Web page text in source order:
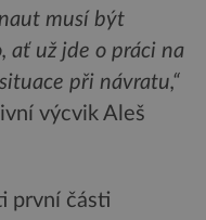
musí být
ať už jde o práci na
při návratu,“
výcvik Aleš
první části